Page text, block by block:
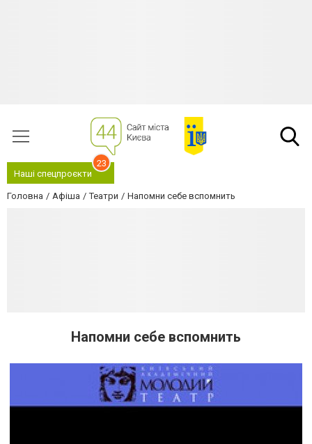
Наші спецпроєкти
23
Головна Афіша Театри Напомни себе вспомнить
Напомни себе вспомнить